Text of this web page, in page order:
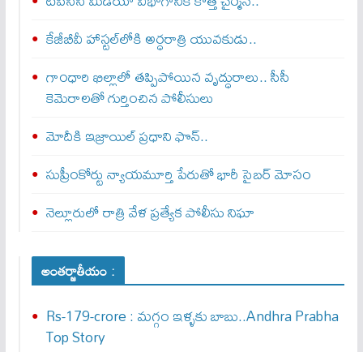
కేజీబీవీ హాస్టల్‌లోకి అర్ధరాత్రి యువకుడు..
గాంధారి ఖిల్లాలో తప్పిపోయిన వృద్ధురాలు.. సీసీ
కెమెరాలతో గుర్తించిన పోలీసులు
మోదీకి ఇజ్రాయిల్ ప్ర‌ధాని ఫొన్..
సుప్రీంకోర్టు న్యాయమూర్తి పేరుతో భారీ సైబర్ మోసం
నెల్లూరులో రాత్రి వేళ ప్రత్యేక పోలీసు నిఘా
అంతర్జాతీయం :
Rs-179-crore : మ‌గ్గం ఇళ్ళ‌కు బాబు..Andhra Prabha
Top Story